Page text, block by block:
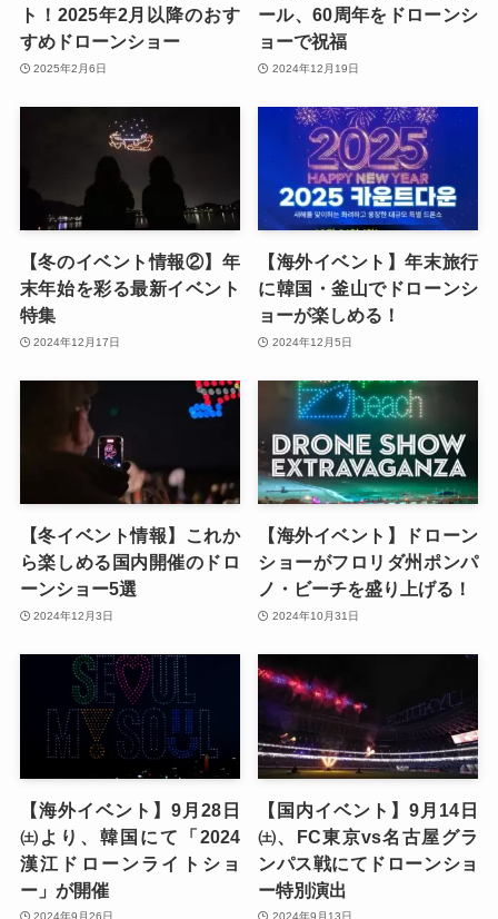
ト！2025年2月以降のおす
すめドローンショー
2025年2月6日
ール、60周年をドローンシ
ョーで祝福
2024年12月19日
【冬のイベント情報②】年
末年始を彩る最新イベント
特集
2024年12月17日
【海外イベント】年末旅行
に韓国・釜山でドローンシ
ョーが楽しめる！
2024年12月5日
【冬イベント情報】これか
ら楽しめる国内開催のドロ
ーンショー5選
2024年12月3日
【海外イベント】ドローン
ショーがフロリダ州ポンパ
ノ・ビーチを盛り上げる！
2024年10月31日
【海外イベント】9月28日
㈯より、韓国にて「2024
漢江ドローンライトショ
ー」が開催
2024年9月26日
【国内イベント】9月14日
㈯、FC東京vs名古屋グラ
ンパス戦にてドローンショ
ー特別演出
2024年9月13日